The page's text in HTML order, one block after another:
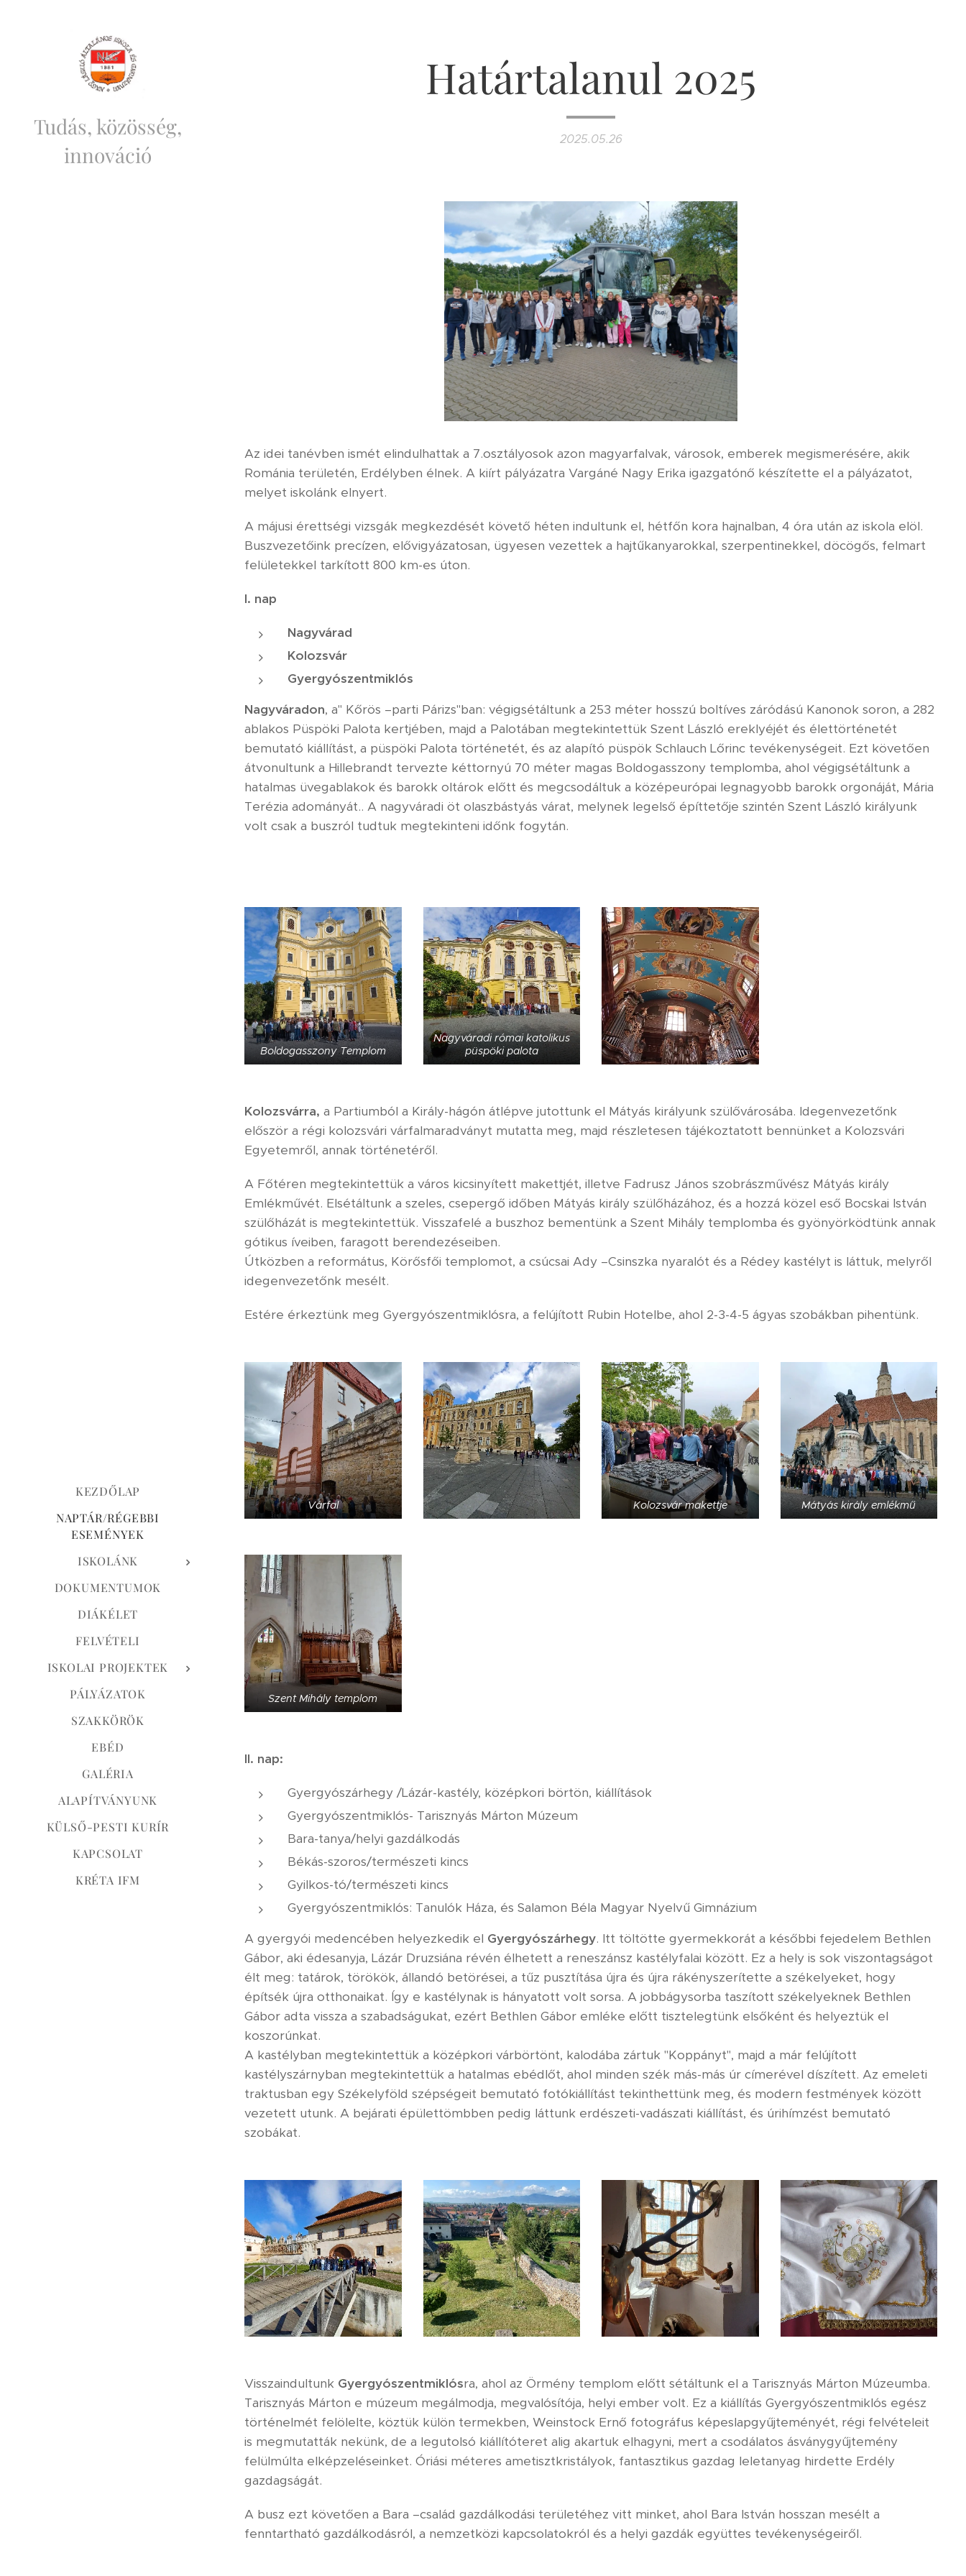
Tudás, közösség,
innováció
KEZDŐLAP
NAPTÁR/RÉGEBBI
ESEMÉNYEK
ISKOLÁNK
DOKUMENTUMOK
DIÁKÉLET
FELVÉTELI
ISKOLAI PROJEKTEK
PÁLYÁZATOK
SZAKKÖRÖK
EBÉD
GALÉRIA
ALAPÍTVÁNYUNK
KÜLSŐ-PESTI KURÍR
KAPCSOLAT
KRÉTA IFM
Határtalanul 2025
2025.05.26
Az idei tanévben ismét elindulhattak a 7.osztályosok azon magyarfalvak, városok, emberek megismerésére, akik
Románia területén, Erdélyben élnek. A kiírt pályázatra Vargáné Nagy Erika igazgatónő készítette el a pályázatot,
melyet iskolánk elnyert.
A májusi érettségi vizsgák megkezdését követő héten indultunk el, hétfőn kora hajnalban, 4 óra után az iskola elöl.
Buszvezetőink precízen, elővigyázatosan, ügyesen vezettek a hajtűkanyarokkal, szerpentinekkel, döcögős, felmart
felületekkel tarkított 800 km-es úton.
I. nap
Nagyvárad
Kolozsvár
Gyergyószentmiklós
Nagyváradon, a" Kőrös –parti Párizs"ban: végigsétáltunk a 253 méter hosszú boltíves záródású Kanonok soron, a 282
ablakos Püspöki Palota kertjében, majd a Palotában megtekintettük Szent László ereklyéjét és élettörténetét
bemutató kiállítást, a püspöki Palota történetét, és az alapító püspök Schlauch Lőrinc tevékenységeit. Ezt követően
átvonultunk a Hillebrandt tervezte kéttornyú 70 méter magas Boldogasszony templomba, ahol végigsétáltunk a
hatalmas üvegablakok és barokk oltárok előtt és megcsodáltuk a középeurópai legnagyobb barokk orgonáját, Mária
Terézia adományát.. A nagyváradi öt olaszbástyás várat, melynek legelső építtetője szintén Szent László királyunk
volt csak a buszról tudtuk megtekinteni időnk fogytán.
Boldogasszony Templom
Nagyváradi római katolikus
püspöki palota
Kolozsvárra, a Partiumból a Király-hágón átlépve jutottunk el Mátyás királyunk szülővárosába. Idegenvezetőnk
először a régi kolozsvári várfalmaradványt mutatta meg, majd részletesen tájékoztatott bennünket a Kolozsvári
Egyetemről, annak történetéről.
A Főtéren megtekintettük a város kicsinyített makettjét, illetve Fadrusz János szobrászművész Mátyás király
Emlékművét. Elsétáltunk a szeles, csepergő időben Mátyás király szülőházához, és a hozzá közel eső Bocskai István
szülőházát is megtekintettük. Visszafelé a buszhoz bementünk a Szent Mihály templomba és gyönyörködtünk annak
gótikus íveiben, faragott berendezéseiben.
Útközben a református, Körősfői templomot, a csúcsai Ady –Csinszka nyaralót és a Rédey kastélyt is láttuk, melyről
idegenvezetőnk mesélt.
Estére érkeztünk meg Gyergyószentmiklósra, a felújított Rubin Hotelbe, ahol 2-3-4-5 ágyas szobákban pihentünk.
Várfal Kolozsvár makettje Mátyás király emlékmű
Szent Mihály templom
II. nap:
Gyergyószárhegy /Lázár-kastély, középkori börtön, kiállítások
Gyergyószentmiklós- Tarisznyás Márton Múzeum
Bara-tanya/helyi gazdálkodás
Békás-szoros/természeti kincs
Gyilkos-tó/természeti kincs
Gyergyószentmiklós: Tanulók Háza, és Salamon Béla Magyar Nyelvű Gimnázium
A gyergyói medencében helyezkedik el Gyergyószárhegy. Itt töltötte gyermekkorát a későbbi fejedelem Bethlen
Gábor, aki édesanyja, Lázár Druzsiána révén élhetett a reneszánsz kastélyfalai között. Ez a hely is sok viszontagságot
élt meg: tatárok, törökök, állandó betörései, a tűz pusztítása újra és újra rákényszerítette a székelyeket, hogy
építsék újra otthonaikat. Így e kastélynak is hányatott volt sorsa. A jobbágysorba taszított székelyeknek Bethlen
Gábor adta vissza a szabadságukat, ezért Bethlen Gábor emléke előtt tisztelegtünk elsőként és helyeztük el
koszorúnkat.
A kastélyban megtekintettük a középkori várbörtönt, kalodába zártuk "Koppányt", majd a már felújított
kastélyszárnyban megtekintettük a hatalmas ebédlőt, ahol minden szék más-más úr címerével díszített. Az emeleti
traktusban egy Székelyföld szépségeit bemutató fotókiállítást tekinthettünk meg, és modern festmények között
vezetett utunk. A bejárati épülettömbben pedig láttunk erdészeti-vadászati kiállítást, és úrihímzést bemutató
szobákat.
Visszaindultunk Gyergyószentmiklósra, ahol az Örmény templom előtt sétáltunk el a Tarisznyás Márton Múzeumba.
Tarisznyás Márton e múzeum megálmodja, megvalósítója, helyi ember volt. Ez a kiállítás Gyergyószentmiklós egész
történelmét felölelte, köztük külön termekben, Weinstock Ernő fotográfus képeslapgyűjteményét, régi felvételeit
is megmutatták nekünk, de a legutolsó kiállítóteret alig akartuk elhagyni, mert a csodálatos ásványgyűjtemény
felülmúlta elképzeléseinket. Óriási méteres ametisztkristályok, fantasztikus gazdag leletanyag hirdette Erdély
gazdagságát.
A busz ezt követően a Bara –család gazdálkodási területéhez vitt minket, ahol Bara István hosszan mesélt a
fenntartható gazdálkodásról, a nemzetközi kapcsolatokról és a helyi gazdák együttes tevékenységeiről.